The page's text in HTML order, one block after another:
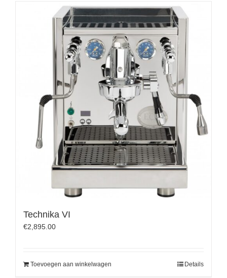
Technika VI
€2,895.00
Toevoegen aan winkelwagen Details